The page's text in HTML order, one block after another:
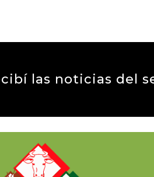
las noticias del